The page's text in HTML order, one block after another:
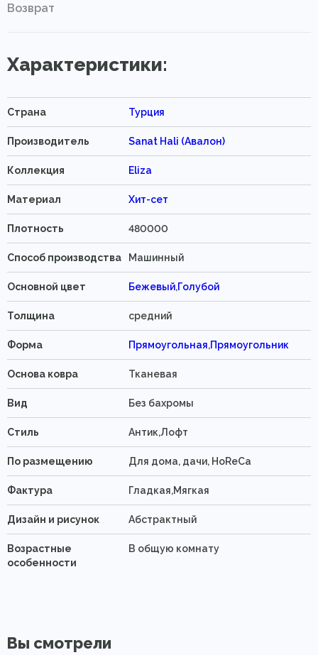
Возврат
Характеристики:
Страна Турция
Производитель Sanat Hali (Авалон)
Коллекция Eliza
Материал Хит-сет
Плотность 480000
Способ производства Машинный
Основной цвет Бежевый,Голубой
Толщина средний
Форма Прямоугольная,Прямоугольник
Основа ковра Тканевая
Вид Без бахромы
Стиль Антик,Лофт
По размещению Для дома, дачи, HoReCa
Фактура Гладкая,Мягкая
Дизайн и рисунок Абстрактный
Возрастные
особенности
В общую комнату
Вы смотрели